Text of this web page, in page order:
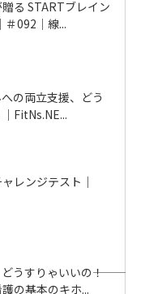
る STARTブレイン
＃092｜線...
の両立支援、どう
FitNs.NE...
レンジテスト｜
うすりゃいいの―――！
の基本のキホ...